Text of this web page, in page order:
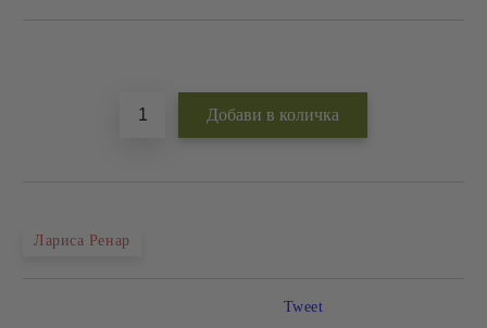
Лариса Ренар
Tweet